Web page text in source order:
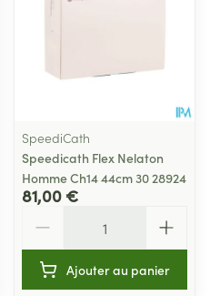
SpeediCath
Speedicath Flex Nelaton
Homme Ch14 44cm 30 28924
81,00 €
Ajouter au panier